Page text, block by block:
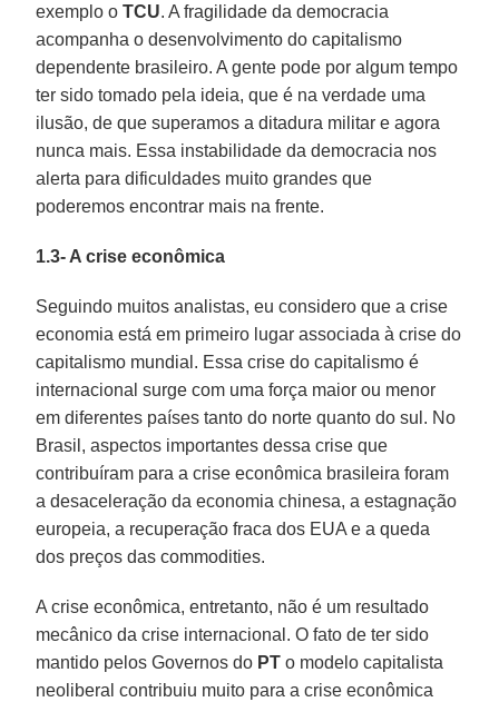
exemplo oTCU. A fragilidade da democracia
acompanha o desenvolvimento do capitalismo
dependente brasileiro. A gente pode por algum tempo
ter sido tomado pela ideia, que é na verdade uma
ilusão, de que superamos a ditadura militar e agora
nunca mais. Essa instabilidade da democracia nos
alerta para dificuldades muito grandes que
poderemos encontrar mais na frente.
1.3- A crise econômica
Seguindo muitos analistas, eu considero que a crise
economia está em primeiro lugar associada à crise do
capitalismo mundial. Essa crise do capitalismo é
internacional surge com uma força maior ou menor
em diferentes países tanto do norte quanto do sul. No
Brasil, aspectos importantes dessa crise que
contribuíram para a crise econômica brasileira foram
a desaceleração da economia chinesa, a estagnação
europeia, a recuperação fraca dos EUA e a queda
dos preços das commodities.
A crise econômica, entretanto, não é um resultado
mecânico da crise internacional. O fato de ter sido
mantido pelos Governos do PT o modelo capitalista
neoliberal contribuiu muito para a crise econômica